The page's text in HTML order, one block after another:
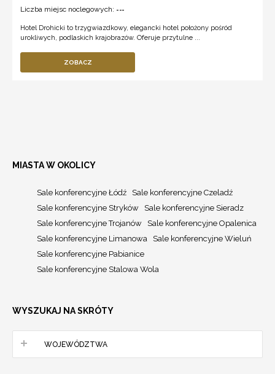
Liczba miejsc noclegowych: ---
Hotel Drohicki to trzygwiazdkowy, elegancki hotel położony pośród
urokliwych, podlaskich krajobrazów. Oferuje przytulne ...
ZOBACZ
MIASTA W OKOLICY
Sale konferencyjne Łódź
Sale konferencyjne Czeladź
Sale konferencyjne Stryków
Sale konferencyjne Sieradz
Sale konferencyjne Trojanów
Sale konferencyjne Opalenica
Sale konferencyjne Limanowa
Sale konferencyjne Wieluń
Sale konferencyjne Pabianice
Sale konferencyjne Stalowa Wola
WYSZUKAJ NA SKRÓTY
WOJEWÓDZTWA